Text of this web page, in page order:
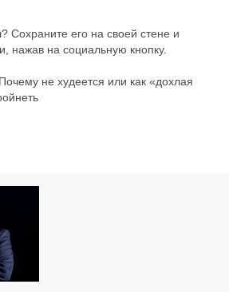
Сохраните его на своей стене и
нажав на социальную кнопку.
Почему не худеется или как «дохлая